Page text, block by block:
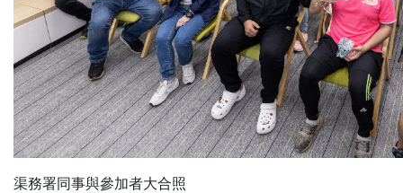
渠務署同事與參加者大合照